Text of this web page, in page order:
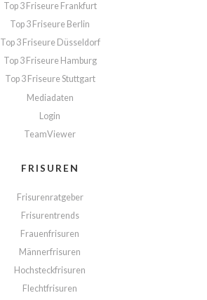
Top 3 Friseure Frankfurt
Top 3 Friseure Berlin
Top 3 Friseure Düsseldorf
Top 3 Friseure Hamburg
Top 3 Friseure Stuttgart
Mediadaten
Login
TeamViewer
FRISUREN
Frisurenratgeber
Frisurentrends
Frauenfrisuren
Männerfrisuren
Hochsteckfrisuren
Flechtfrisuren